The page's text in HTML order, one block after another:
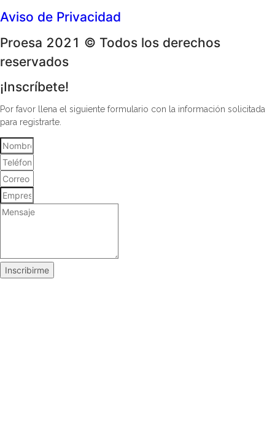
Aviso de Privacidad
Proesa 2021 © Todos los derechos
reservados
¡Inscríbete!
Por favor llena el siguiente formulario con la información solicitada
para registrarte.
Inscribirme